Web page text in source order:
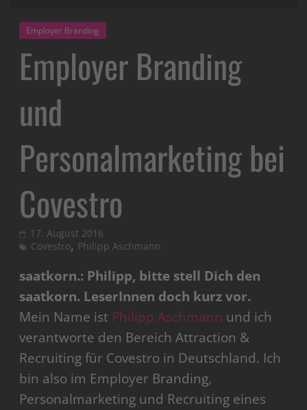
Employer Branding
Employer Branding
und
Personalmarketing bei
Covestro
17. August 2016
Covestro, Philipp Aschmann
saatkorn.: Philipp, bitte stell Dich den
saatkorn. LeserInnen doch kurz vor.
Mein Name ist Philipp Aschmann und ich
verantworte den Bereich Attraction &
Recruiting für Covestro in Deutschland. Ich
bin also im Employer Branding,
Personalmarketing und Recruiting eines